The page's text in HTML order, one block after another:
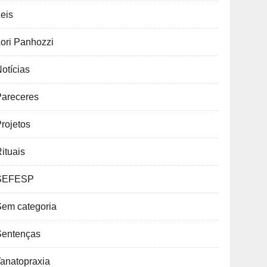
Panhozzi
categoria